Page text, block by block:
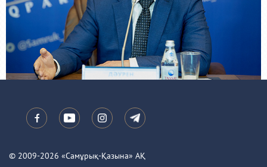
© 2009-2026 «Самұрық-Қазына» АҚ